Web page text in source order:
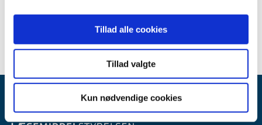
Tillad alle cookies
Tillad valgte
Kun nødvendige cookies